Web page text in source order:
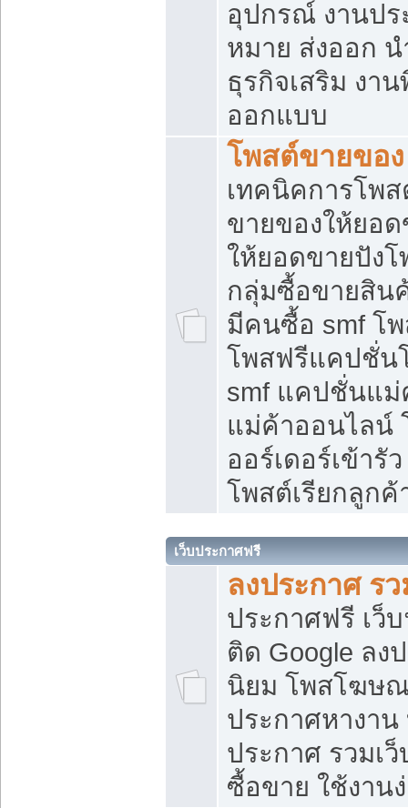
อุปกรณ์ งานป
หมาย ส่งออก น
ธุรกิจเสริม งา
ออกแบบ
โพสต์ขายของ
เทคนิคการโพ
ขายของให้ยอ
ให้ยอดขายปัง
กลุ่มซื้อขายสิน
มีคนซื้อ smf โ
โพสฟรีแคปชั่น
smf แคปชั่นแ
แม่ค้าออนไลน์
ออร์เดอร์เข้ารั
โพสต์เรียกลูกค้
เว็บประกาศฟรี
ลงประกาศ ร
ประกาศฟรี เว็
ติด Google ลง
นิยม โพสโฆษ
ประกาศหางาน
ประกาศ รวมเ
ซื้อขาย ใช้งาน